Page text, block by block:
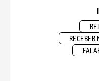
RECEBER